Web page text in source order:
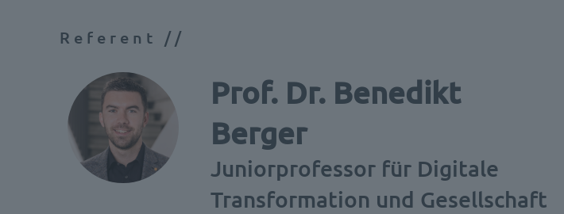
Referent //
Prof. Dr. Benedikt
Berger
Juniorprofessor für Digitale
Transformation und Gesellschaft